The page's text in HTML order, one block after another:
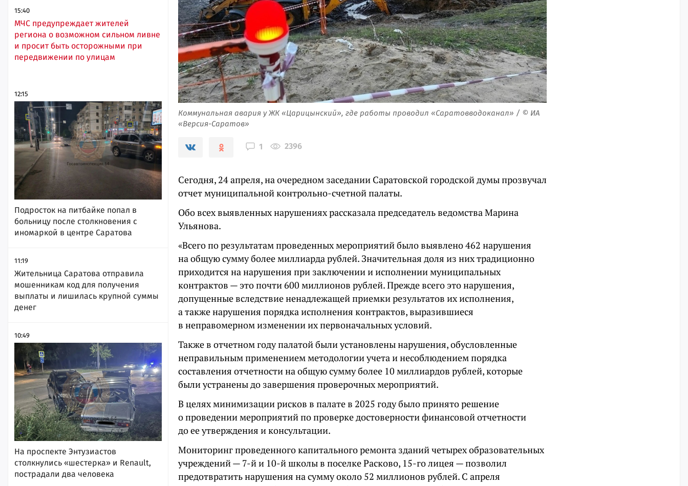
15:40
МЧС предупреждает жителей
региона о возможном сильном ливне
и просит быть осторожными при
передвижении по улицам
12:15
Подросток на питбайке попал в
больницу после столкновения с
иномаркой в центре Саратова
11:19
Жительница Саратова отправила
мошенникам код для получения
выплаты и лишилась крупной суммы
денег
10:49
На проспекте Энтузиастов
столкнулись «шестерка» и Renault,
пострадали два человека
Коммунальная авария у ЖК «Царицынский», где работы проводил «Саратовводоканал» / © ИА
«Версия-Саратов»
1 2396
Сегодня, 24 апреля, на очередном заседании Саратовской городской думы прозвучал
отчет муниципальной контрольно-счетной палаты.
Обо всех выявленных нарушениях рассказала председатель ведомства Марина
Ульянова.
«Всего по результатам проведенных мероприятий было выявлено 462 нарушения
на общую сумму более миллиарда рублей. Значительная доля из них традиционно
приходится на нарушения при заключении и исполнении муниципальных
контрактов — это почти 600 миллионов рублей. Прежде всего это нарушения,
допущенные вследствие ненадлежащей приемки результатов их исполнения,
а также нарушения порядка исполнения контрактов, выразившиеся
в неправомерном изменении их первоначальных условий.
Также в отчетном году палатой были установлены нарушения, обусловленные
неправильным применением методологии учета и несоблюдением порядка
составления отчетности на общую сумму более 10 миллиардов рублей, которые
были устранены до завершения проверочных мероприятий.
В целях минимизации рисков в палате в 2025 году было принято решение
о проведении мероприятий по проверке достоверности финансовой отчетности
до ее утверждения и консультации.
Мониторинг проведенного капитального ремонта зданий четырех образовательных
учреждений — 7-й и 10-й школы в поселке Расково, 15-го лицея — позволил
предотвратить нарушения на сумму около 52 миллионов рублей. С апреля